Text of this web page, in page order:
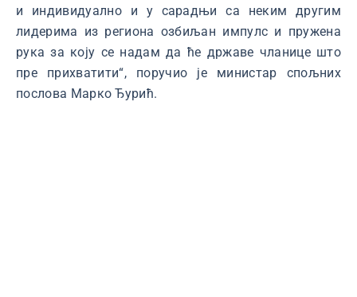
и индивидуално и у сарадњи са неким другим
лидерима из региона озбиљан импулс и пружена
рука за коју се надам да ће државе чланице што
пре прихватити“, поручио је министар спољних
послова Марко Ђурић.